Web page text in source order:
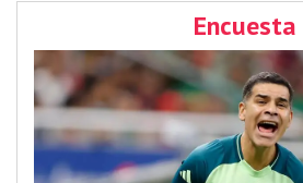
Encuesta